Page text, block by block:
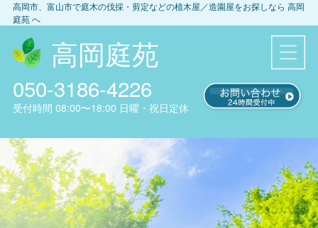
高岡市、富山市で庭木の伐採・剪定などの植木屋／造園屋をお探しなら 高岡
庭苑へ
高岡庭苑
050-3186-4226
受付時間 08:00〜18:00 日曜・祝日定休